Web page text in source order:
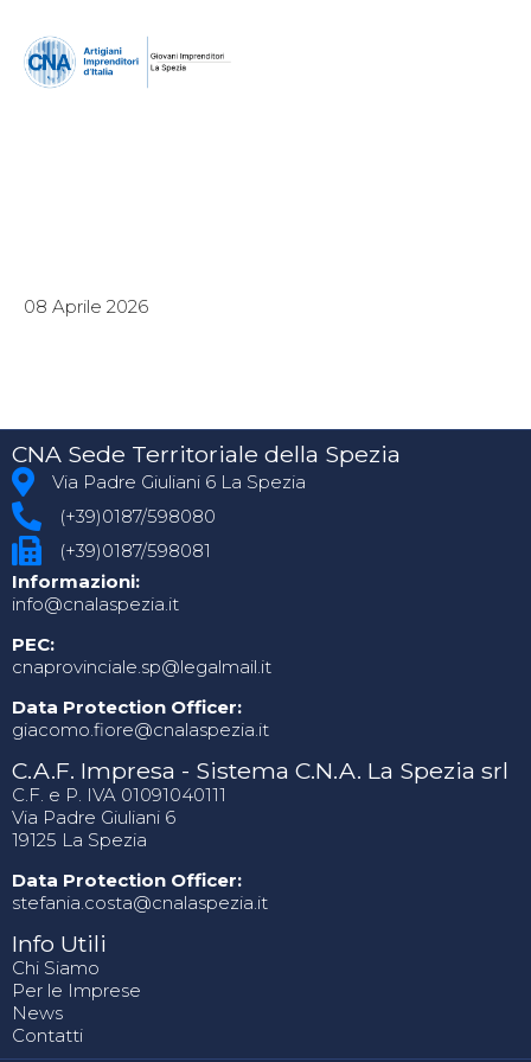
08 Aprile 2026
CNA Sede Territoriale della Spezia
Via Padre Giuliani 6 La Spezia
(+39)0187/598080
(+39)0187/598081
Informazioni:
info@cnalaspezia.it
PEC:
cnaprovinciale.sp@legalmail.it
Data Protection Officer:
giacomo.fiore@cnalaspezia.it
C.A.F. Impresa - Sistema C.N.A. La Spezia srl
C.F. e P. IVA 01091040111
Via Padre Giuliani 6
19125 La Spezia
Data Protection Officer:
stefania.costa@cnalaspezia.it
Info Utili
Chi Siamo
Per le Imprese
News
Contatti